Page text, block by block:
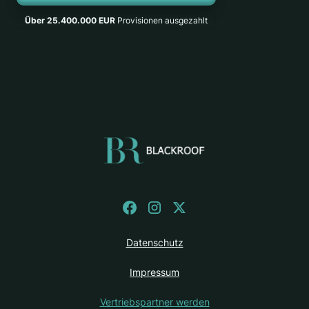
Über 25.400.000 EUR Provisionen ausgezahlt
Datenschutz
Impressum
Vertriebspartner werden